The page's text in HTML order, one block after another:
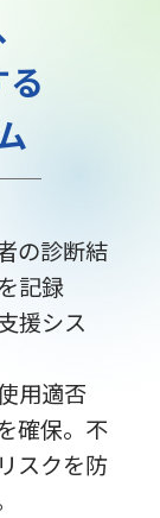
の診断結
記録
援シス
用適否
確保。不
スクを防